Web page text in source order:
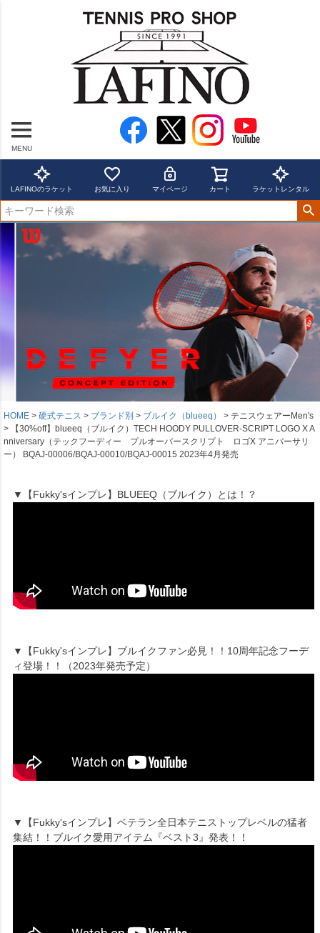
MENU
LAFINOのラケット お気に入り マイページ カート ラケットレンタル
HOME 硬式テニス ブランド別 ブルイク（blueeq）
テニスウェアーMen's
【30%off】blueeq（ブルイク）TECH HOODY PULLOVER-SCRIPT LOGO X A
nniversary（テックフーディー プルオーバースクリプト ロゴX アニバーサリ
ー） BQAJ-00006/BQAJ-00010/BQAJ-00015 2023年4月発売
▼【Fukky'sインプレ】BLUEEQ（ブルイク）とは！？
▼【Fukky'sインプレ】ブルイクファン必見！！10周年記念フーデ
ィ登場！！（2023年発売予定）
▼【Fukky'sインプレ】ベテラン全日本テニストップレベルの猛者
集結！！ブルイク愛用アイテム『ベスト3』発表！！